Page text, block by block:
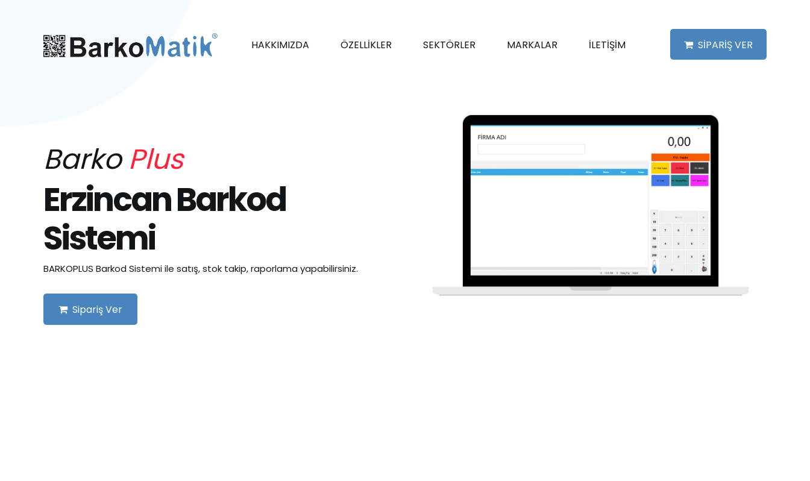
HAKKIMIZDA ÖZELLİKLER SEKTÖRLER MARKALAR İLETİŞİM SİPARİŞ VER
BarkoPlus
Erzincan Barkod
Sistemi
BARKOPLUS Barkod Sistemi ile satış, stok takip, raporlama yapabilirsiniz.
Sipariş Ver